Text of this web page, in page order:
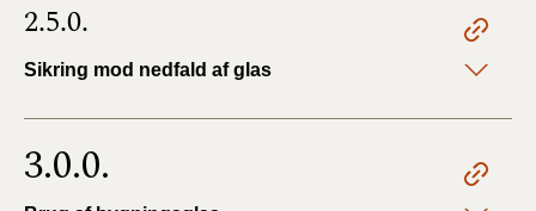
2.5.0.
Sikring mod nedfald af glas
3.0.0.